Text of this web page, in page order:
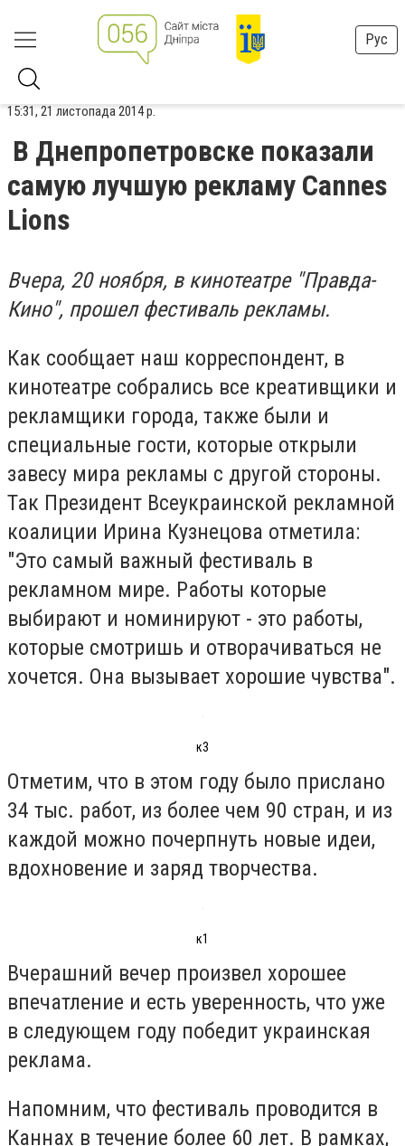
Рус
15:31, 21 листопада 2014 р.
В Днепропетровске показали
самую лучшую рекламу Сannes
Lions
Вчера, 20 ноября, в кинотеатре "Правда-
Кино", прошел фестиваль рекламы.
Как сообщает наш корреспондент, в
кинотеатре собрались все креативщики и
рекламщики города, также были и
специальные гости, которые открыли
завесу мира рекламы с другой стороны.
Так Президент Всеукраинской рекламной
коалиции Ирина Кузнецова отметила:
"Это самый важный фестиваль в
рекламном мире. Работы которые
выбирают и номинируют - это работы,
которые смотришь и отворачиваться не
хочется. Она вызывает хорошие чувства".
к3
Отметим, что в этом году было прислано
34 тыс. работ, из более чем 90 стран, и из
каждой можно почерпнуть новые идеи,
вдохновение и заряд творчества.
к1
Вчерашний вечер произвел хорошее
впечатление и есть уверенность, что уже
в следующем году победит украинская
реклама.
Напомним, что фестиваль проводится в
Каннах в течение более 60 лет. В рамках,